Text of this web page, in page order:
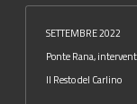
SETTEMBRE 2022
Ponte Rana,
Il Resto del Carlino